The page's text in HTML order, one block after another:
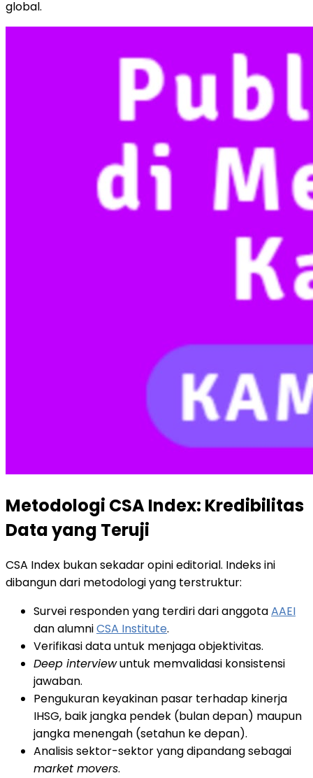
global.
Metodologi CSA Index: Kredibilitas
Data yang Teruji
CSA Index bukan sekadar opini editorial. Indeks ini
dibangun dari metodologi yang terstruktur:
Survei responden yang terdiri dari anggotaAAEI
dan alumniCSA Institute.
Verifikasi data untuk menjaga objektivitas.
Deep interviewuntuk memvalidasi konsistensi
jawaban.
Pengukuran keyakinan pasar terhadap kinerja
IHSG, baik jangka pendek (bulan depan) maupun
jangka menengah (setahun ke depan).
Analisis sektor-sektor yang dipandang sebagai
market movers.